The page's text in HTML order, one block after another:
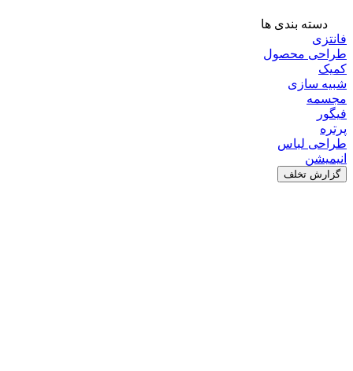
دسته بندی ها
فانتزی
طراحی محصول
کمیک
شبیه سازی
مجسمه
فیگور
پرتره
طراحی لباس
انیمیشن
گزارش تخلف